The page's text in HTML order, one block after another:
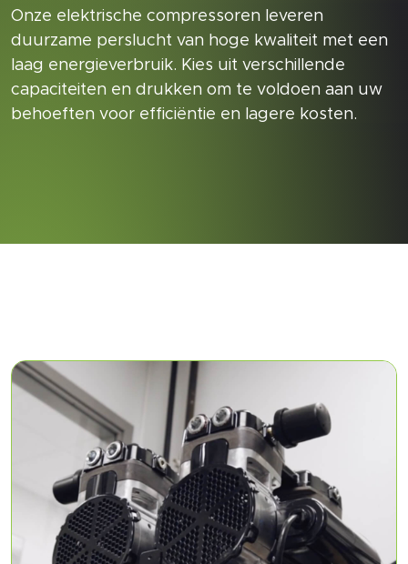
Onze elektrische compressoren leveren
duurzame perslucht van hoge kwaliteit met een
laag energieverbruik. Kies uit verschillende
capaciteiten en drukken om te voldoen aan uw
behoeften voor efficiëntie en lagere kosten.